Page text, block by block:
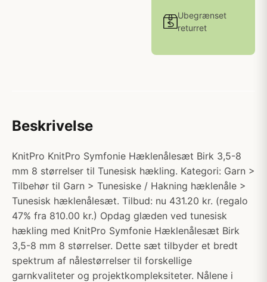
Ubegrænset
returret
Beskrivelse
KnitPro KnitPro Symfonie Hæklenålesæt Birk 3,5-8
mm 8 størrelser til Tunesisk hækling. Kategori: Garn >
Tilbehør til Garn > Tunesiske / Hakning hæklenåle >
Tunesisk hæklenålesæt. Tilbud: nu 431.20 kr. (regalo
47% fra 810.00 kr.) Opdag glæden ved tunesisk
hækling med KnitPro Symfonie Hæklenålesæt Birk
3,5-8 mm 8 størrelser. Dette sæt tilbyder et bredt
spektrum af nålestørrelser til forskellige
garnkvaliteter og projektkompleksiteter. Nålene i